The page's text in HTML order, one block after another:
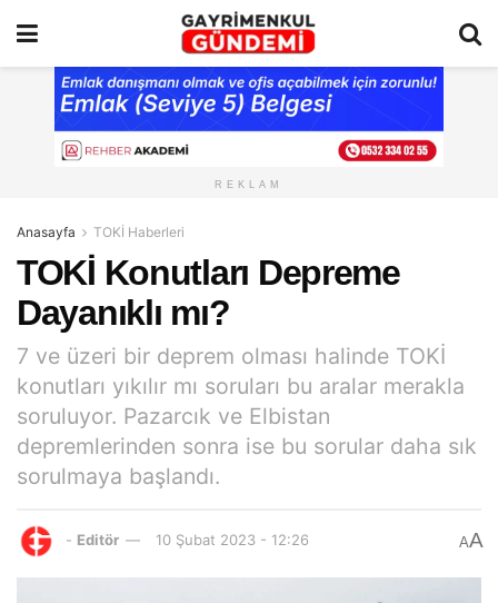
REKLAM
Anasayfa TOKİ Haberleri
TOKİ Konutları Depreme
Dayanıklı mı?
7 ve üzeri bir deprem olması halinde TOKİ
konutları yıkılır mı soruları bu aralar merakla
soruluyor. Pazarcık ve Elbistan
depremlerinden sonra ise bu sorular daha sık
sorulmaya başlandı.
- Editör 10 Şubat 2023 - 12:26 AA